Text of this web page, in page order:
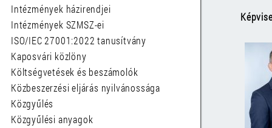
Intézmények házirendjei
Intézmények SZMSZ-ei
ISO/IEC 27001:2022 tanusítvány
Kaposvári közlöny
Költségvetések és beszámolók
Közbeszerzési eljárás nyilvánossága
Közgyűlés
Közgyűlési anyagok